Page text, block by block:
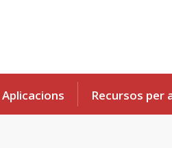
Aplicacions Recursos per